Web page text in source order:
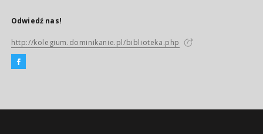
Odwiedź nas!
http://kolegium.dominikanie.pl/biblioteka.php